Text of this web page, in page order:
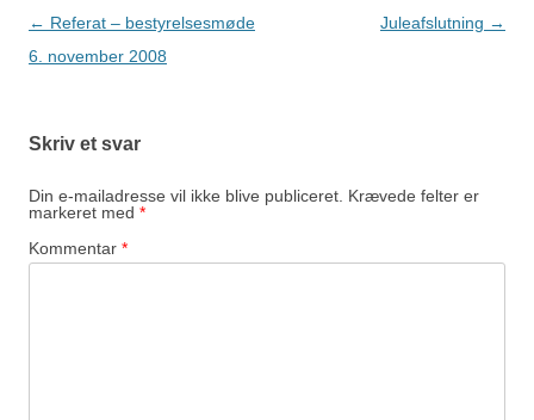
Indlægsnavigation
← Referat – bestyrelsesmøde
6. november 2008
Juleafslutning →
Skriv et svar
Din e-mailadresse vil ikke blive publiceret. Krævede felter er
markeret med *
Kommentar *